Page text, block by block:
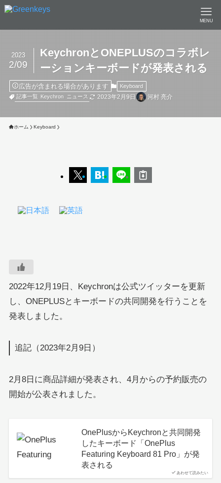
MENU
KeychronとONEPLUSのコラボレ
ーションキーボードが発表される
2023
2/09
広告が含まれる場合があります
Keyboard
記事一覧
Keychron ニュース 2023年2月9日 河村 亮介
ホーム Keyboard
2022年12月19日、Keychronは公式ツイッターを更新
し、ONEPLUSとキーボードの共同開発を行うことを
発表しました。
追記（2023年2月9日）
2月8日に商品詳細が発表され、4月からの予約販売の
開始が公表されました。
あわせて読みたい
OnePlusからKeychronと共同開発
したキーボード「OnePlus
Featuring Keyboard 81 Pro」が発
表される